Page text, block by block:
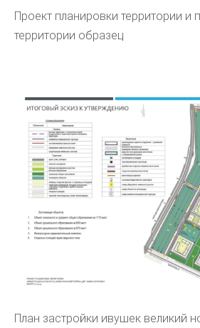
Проект планировки территории и
территории образец
План застройки ивушек великий